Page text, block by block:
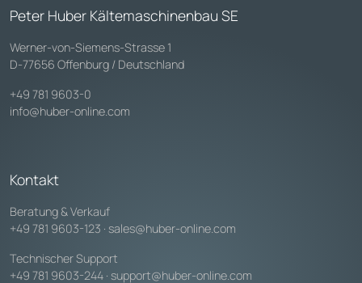
Peter Huber Kältemaschinenbau SE
Werner-von-Siemens-Strasse 1
D-77656 Offenburg / Deutschland
+49 781 9603-0
info@huber-online.com
Kontakt
Beratung & Verkauf
+49 781 9603-123 · sales@huber-online.com
Technischer Support
+49 781 9603-244 · support@huber-online.com